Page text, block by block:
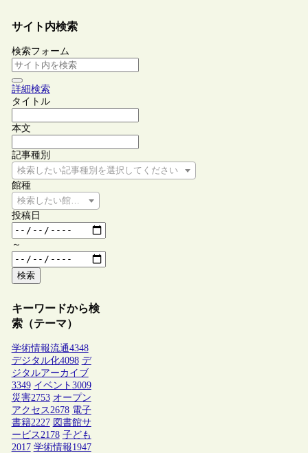
サイト内検索
検索フォーム
詳細検索
タイトル
本文
記事種別
検索したい記事種別を選択してください
館種
検索したい館種を選択してください
投稿日
～
検索
キーワードから検
索（テーマ）
学術情報流通4348
デジタル化4098 デ
ジタルアーカイブ
3349 イベント 3009
災害2753 オープン
アクセス2678 電子
書籍2227 図書館サ
ービス2178 子ども
2017 学術情報1947